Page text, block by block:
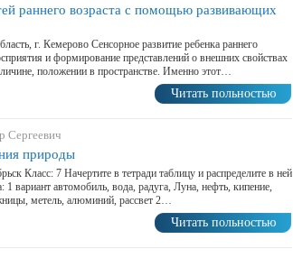
раннего возраста с помощью развивающих
г. Кемерово Сенсорное развитие ребенка раннего
и формирование представлений о внешних свойствах
положении в пространстве. Именно этот…
Читать польностью
Сергеевич
природы
Класс: 7 Начертите в тетради таблицу и распределите в ней
вариант автомобиль, вода, радуга, Луна, нефть, кипение,
метель, алюминий, рассвет 2…
Читать польностью